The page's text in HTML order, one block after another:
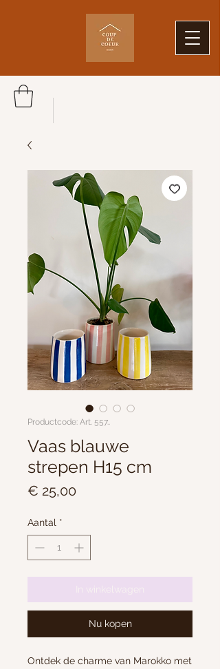
Productcode: Art. 557..
Vaas blauwe
strepen H15 cm
€ 25,00Prijs
Aantal *
Nu kopen
Ontdek de charme van Marokko met